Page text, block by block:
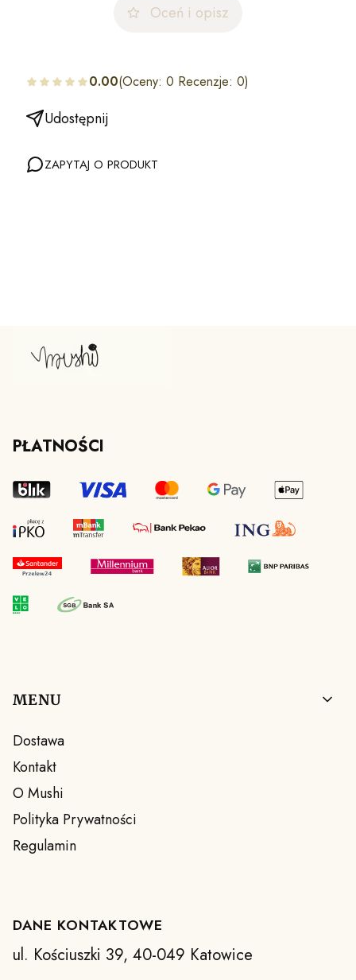
Oceń i opisz
0.00(Oceny: 0 Recenzje: 0)
Udostępnij
ZAPYTAJ O PRODUKT
PŁATNOŚCI
Linki w stopce
MENU
Dostawa
Kontakt
O Mushi
Polityka Prywatności
Regulamin
DANE KONTAKTOWE
ul. Kościuszki 39, 40-049 Katowice